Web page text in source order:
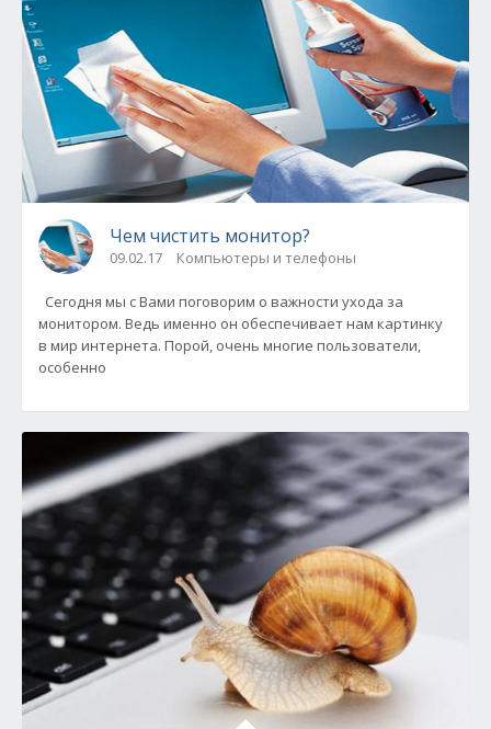
Чем чистить монитор?
09.02.17 Компьютеры и телефоны
Сегодня мы с Вами поговорим о важности ухода за
монитором. Ведь именно он обеспечивает нам картинку
в мир интернета. Порой, очень многие пользователи,
особенно